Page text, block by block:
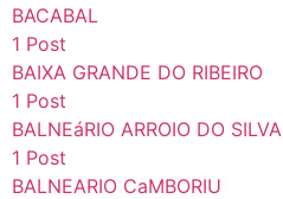
BACABAL
1 Post
BAIXA GRANDE DO RIBEIRO
1 Post
BALNEáRIO ARROIO DO SILVA
1 Post
BALNEARIO CaMBORIU